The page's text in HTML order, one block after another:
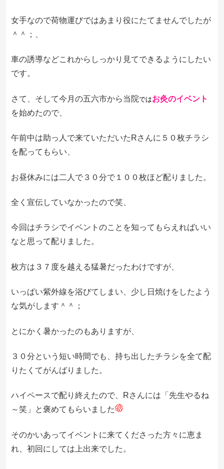
女手なので荷物運びではあまり役にたてませんでしたが
＾＾；、
車の誘導などこれからしっかり見てできるようにしたい
です。
さて、そして今月の五六市から当院ではお灸のイベント
を始めたので、
午前中は助っ人で来ていただいたRさんに５０枚チラシ
を配ってもらい、
お昼休みには二人で３０分で１００枚ほど配りました。
全く宣伝していなかったので笑、
今回はチラシでイベントのことを知ってもらえればいい
なと思って配りました。
枚方は３７度を越える猛暑だったわけですが、
いっぱい紫外線を浴びてしまい、少し日焼けをしたよう
な気がします＾＾；
とにかく暑かったのもありますが、
３０分という短い時間でも、持ち出したチラシを全て配
りたくてがんばりました。
ハイペースで配り終えたので、Rさんには「先生やるね
～笑」と褒めてもらいました
そのかいあってイベントに来てくださった方々に恵ま
れ、初回にしては上出来でした。